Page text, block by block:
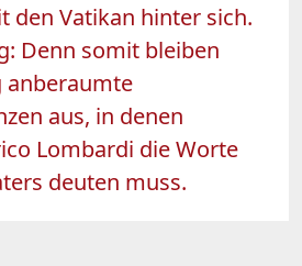
den Vatikan hinter sich.
Denn somit bleiben
anberaumte
aus, in denen
Lombardi die Worte
deuten muss.